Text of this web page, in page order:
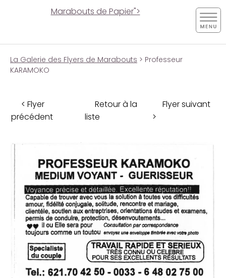
Marabouts de Papier">
La Galerie des Flyers de Marabouts > Professeur
KARAMOKO
< Flyer
précédent
Retour à la
liste
Flyer suivant
>